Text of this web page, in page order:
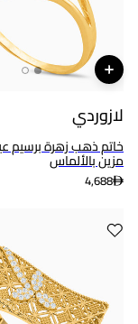
لازوردي
مزين بالألماس
4,688